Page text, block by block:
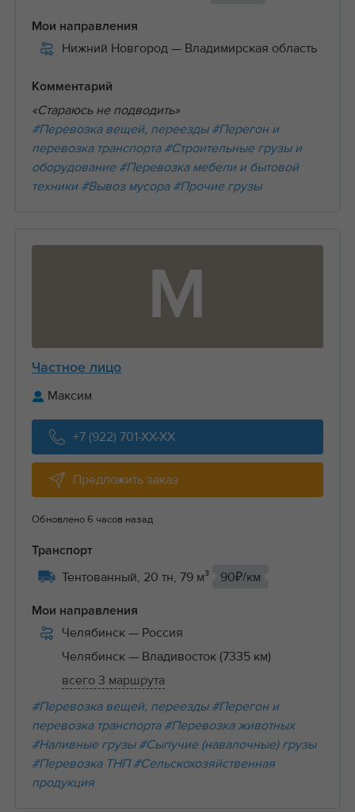
Мои направления
Нижний Новгород — Владимирская область
Комментарий
«Стараюсь не подводить»
#Перевозка вещей, переезды #Перегон и
перевозка транспорта #Строительные грузы и
оборудование #Перевозка мебели и бытовой
техники #Вывоз мусора #Прочие грузы
М
Частное лицо
Максим
+7 (922) 701-XX-XX
Предложить заказ
Обновлено 6 часов назад
Транспорт
Тентованный, 20 тн, 79 м³ 90₽/км
Мои направления
Челябинск — Россия
Челябинск — Владивосток (7335 км)
всего 3 маршрута
#Перевозка вещей, переезды #Перегон и
перевозка транспорта #Перевозка животных
#Наливные грузы #Сыпучие (навалочные) грузы
#Перевозка ТНП #Сельскохозяйственная
продукция